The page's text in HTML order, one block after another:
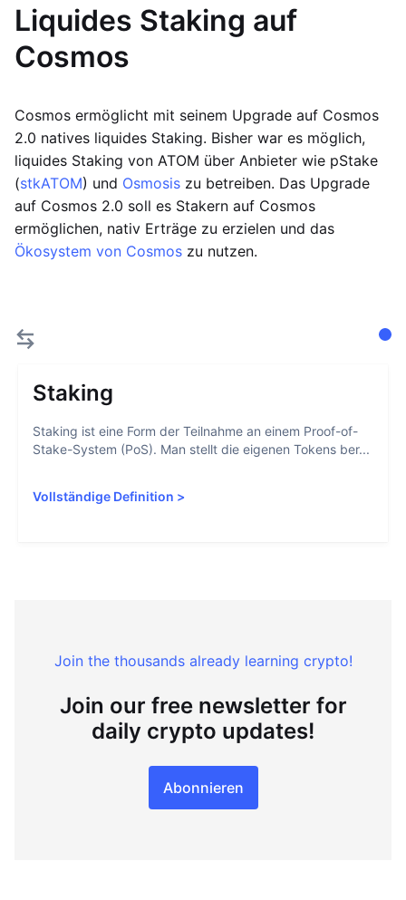
Liquides Staking auf
Cosmos
Cosmos ermöglicht mit seinem Upgrade auf Cosmos
2.0 natives liquides Staking. Bisher war es möglich,
liquides Staking von ATOM über Anbieter wie pStake
(stkATOM) und Osmosis zu betreiben. Das Upgrade
auf Cosmos 2.0 soll es Stakern auf Cosmos
ermöglichen, nativ Erträge zu erzielen und das
Ökosystem von Cosmos zu nutzen.
Staking
Staking ist eine Form der Teilnahme an einem Proof-of-
Stake-System (PoS). Man stellt die eigenen Tokens ber...
Vollständige Definition >
Join the thousands already learning crypto!
Join our free newsletter for
daily crypto updates!
Abonnieren